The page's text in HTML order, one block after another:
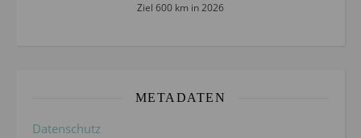
Ziel 600 km in 2026
METADATEN
Datenschutz